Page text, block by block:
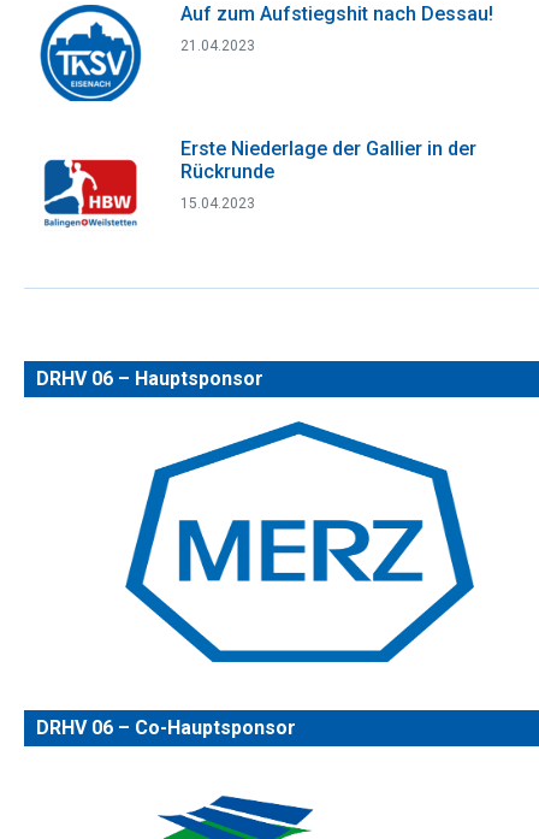
Auf zum Aufstiegshit nach Dessau!
21.04.2023
Erste Niederlage der Gallier in der
Rückrunde
15.04.2023
DRHV 06 – Hauptsponsor
DRHV 06 – Co-Hauptsponsor